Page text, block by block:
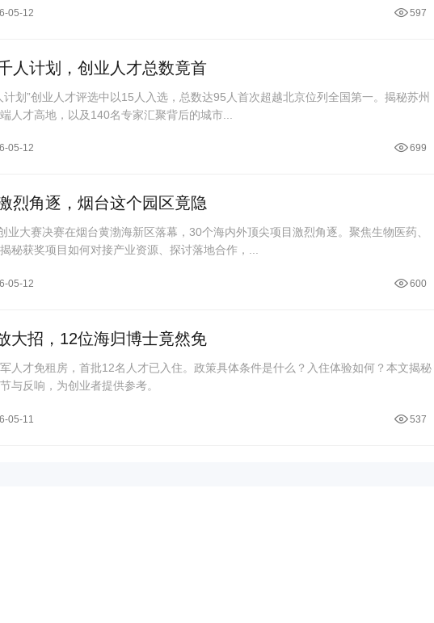
05-12 597
人计划，创业人才总数竟首
计划”创业人才评选中以15人入选，总数达95人首次超越北京位列全国第一。揭秘苏州
人才高地，以及140名专家汇聚背后的城市...
05-12 699
烈角逐，烟台这个园区竟隐
业大赛决赛在烟台黄渤海新区落幕，30个海内外顶尖项目激烈角逐。聚焦生物医药、
秘获奖项目如何对接产业资源、探讨落地合作，...
05-12 600
大招，12位海归博士竟然免
人才免租房，首批12名人才已入住。政策具体条件是什么？入住体验如何？本文揭秘
与反响，为创业者提供参考。
05-11 537